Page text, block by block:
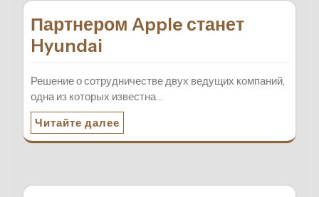
Партнером Apple станет
Hyundai
Решение о сотрудничестве двух ведущих компаний,
одна из которых известна…
Читайте далее